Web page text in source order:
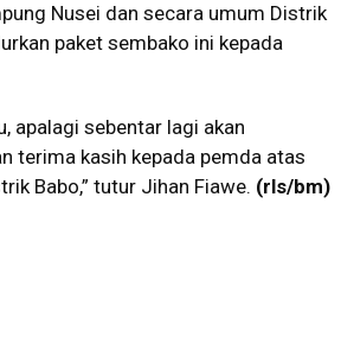
Nusei dan secara umum Distrik
paket sembako ini kepada
apalagi sebentar lagi akan
terima kasih kepada pemda atas
Babo,” tutur Jihan Fiawe. (rls/bm)